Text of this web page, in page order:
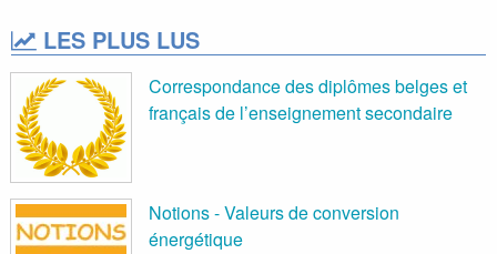
LES PLUS LUS
Correspondance des diplômes belges et
français de l’enseignement secondaire
Notions - Valeurs de conversion
énergétique